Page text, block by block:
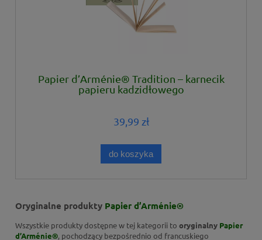
Papier d’Arménie® Tradition – karnecik
papieru kadzidłowego
39,99 zł
do koszyka
Oryginalne produkty Papier d’Arménie®
Wszystkie produkty dostępne w tej kategorii to oryginalny Papier
d’Arménie®, pochodzący bezpośrednio od francuskiego